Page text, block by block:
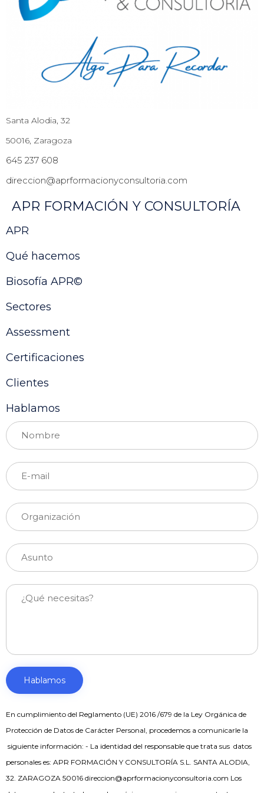
Santa Alodia, 32
50016, Zaragoza
645 237 608
direccion@aprformacionyconsultoria.com
APR FORMACIÓN Y CONSULTORÍA
APR
Qué hacemos
Biosofía APR©
Sectores
Assessment
Certificaciones
Clientes
Hablamos
En cumplimiento del Reglamento (UE) 2016 /679 de la Ley Orgánica de
Protección de Datos de Carácter Personal, procedemos a comunicarle la
siguiente información: - La identidad del responsable que trata sus datos
personales es: APR FORMACIÓN Y CONSULTORÍA S.L. SANTA ALODIA,
32. ZARAGOZA 50016 direccion@aprformacionyconsultoria.com Los